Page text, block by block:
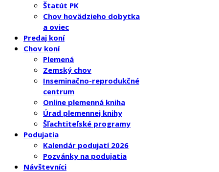
Štatút PK
Chov hovädzieho dobytka
a oviec
Predaj koní
Chov koní
Plemená
Zemský chov
Inseminačno-reprodukčné
centrum
Online plemenná kniha
Úrad plemennej knihy
Šľachtiteľské programy
Podujatia
Kalendár podujatí 2026
Pozvánky na podujatia
Návštevníci